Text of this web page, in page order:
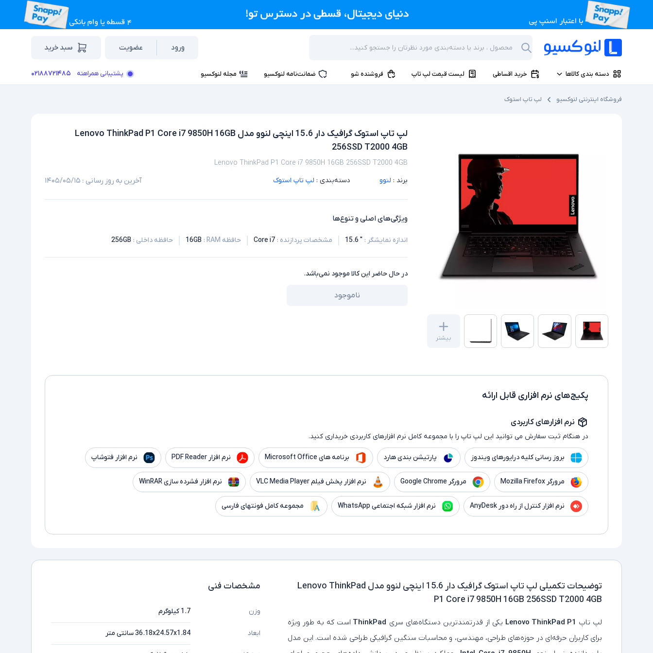
ورود عضویت سبد خرید
دسته بندی کالاها خرید اقساطی لیست قیمت لپ تاپ فروشنده شو ضمانت‌نامه لنوکسیو مجله لنوکسیو پشتیبانی همراهته ۰۲۱۸۸۷۲۱۴۸۵
فروشگاه اینترنتی لنوکسیو لپ تاپ استوک
بیشتر
لپ تاپ استوک گرافیک دار 15.6 اینچی لنوو مدل Lenovo ThinkPad P1 Core i7 9850H 16GB
256SSD T2000 4GB
Lenovo ThinkPad P1 Core i7 9850H 16GB 256SSD T2000 4GB
برند : لنوو دسته‌بندی : لپ تاپ استوک آخرین به روز رسانی : ۱۴۰۵/۰۵/۱۵
ویژگی‌های اصلی و تنوع‌ها
اندازه نمایشگر :
" 15.6 مشخصات پردازنده :
Core i7 حافظه RAM :
16GB حافظه داخلی :
256GB
در حال حاضر این کالا موجود نمی‌باشد.
ناموجود
پکیج‌های نرم افزاری قابل ارائه
نرم افزارهای کاربردی
در هنگام ثبت سفارش می توانید این لپ تاپ را با مجموعه کامل نرم افزارهای کاربردی خریداری کنید.
بروز رسانی کلیه درایورهای ویندوز پارتیشن بندی هارد برنامه های Microsoft Office نرم افزار PDF Reader نرم افزار فتوشاپ
مرورگر Mozilla Firefox مرورگر Google Chrome نرم افزار پخش فیلم VLC Media Player نرم افزار فشرده سازی WinRAR
نرم افزار کنترل از راه دور AnyDesk نرم افزار شبکه اجتماعی WhatsApp مجموعه کامل فونتهای فارسی
توضیحات تکمیلی
لپ تاپ استوک گرافیک دار 15.6 اینچی لنوو مدل Lenovo ThinkPad
P1 Core i7 9850H 16GB 256SSD T2000 4GB
لپ‌ تاپ Lenovo ThinkPad P1 یکی از قدرتمندترین دستگاه‌های سری ThinkPad است که به طور ویژه
برای کاربران حرفه‌ای در حوزه‌های طراحی، مهندسی، و محاسبات سنگین گرافیکی طراحی شده است. این مدل
مشخصات فنی
وزن 1.7 کیلوگرم
ابعاد 36.18x24.57x1.84 سانتی متر